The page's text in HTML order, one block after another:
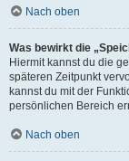
Nach oben
Was bewirkt die
Hiermit kannst du die
späteren Zeitpunkt
kannst du mit der
persönlichen Bereich
Nach oben